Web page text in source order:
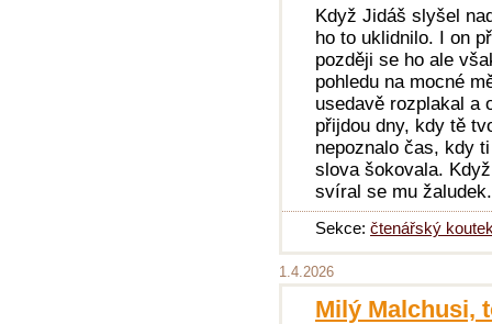
Když Jidáš slyšel
ho to uklidnilo. I on
později se ho ale
pohledu na mocné
usedavě rozplakal a
přijdou dny, kdy tě
nepoznalo čas, kdy
slova šokovala.
svíral se mu
Sekce: čtenářský
1.4.2026
Milý Malchusi,